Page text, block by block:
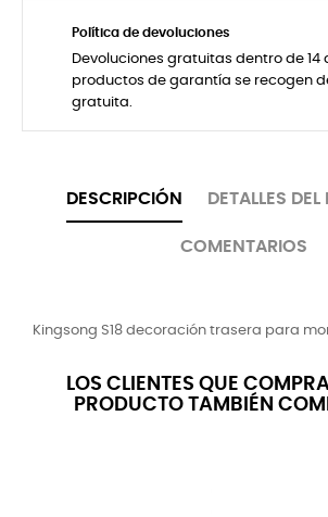
Política de devoluciones
Devoluciones gratuitas dentro de 14
productos de garantía se recogen
gratuita.
DESCRIPCIÓN DETALLES
COMENTARIOS
Kingsong S18 decoración trasera para
LOS CLIENTES QUE
PRODUCTO TAMBIÉN